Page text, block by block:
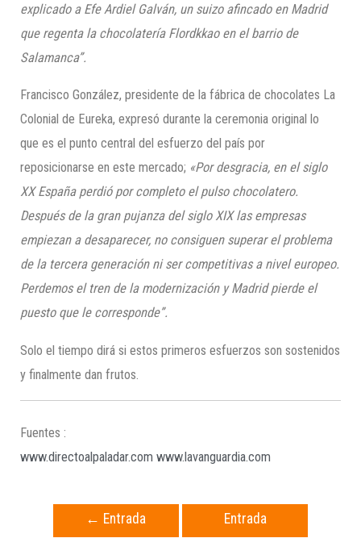
explicado a Efe Ardiel Galván, un suizo afincado en Madrid
que regenta la chocolatería Flordkkao en el barrio de
Salamanca”.
Francisco González, presidente de la fábrica de chocolates La
Colonial de Eureka, expresó durante la ceremonia original lo
que es el punto central del esfuerzo del país por
reposicionarse en este mercado; «Por desgracia, en el siglo
XX España perdió porcompleto el pulso chocolatero.
Después de la gran pujanza del siglo XIX las empresas
empiezan a desaparecer, no consiguen superar el problema
de la tercera generación ni sercompetitivas a nivel europeo.
Perdemos el tren de la modernización y Madrid pierde el
puesto que le corresponde”.
Solo el tiempo dirá si estos primeros esfuerzos son sostenidos
y finalmente dan frutos.
Fuentes :
www.directoalpaladar.com www.lavanguardia.com
← Entrada
Entrada